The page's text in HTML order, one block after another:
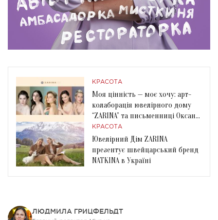
КРАСОТА
Моя цінність — моє хочу: арт-
колаборація ювелірного дому
“ZARINA” та письменниці Оксани
Шаварської
КРАСОТА
Ювелірний Дім ZARINA
презентує швейцарський бренд
NATKINA в Україні
ЛЮДМИЛА ГРИЦФЕЛЬДТ